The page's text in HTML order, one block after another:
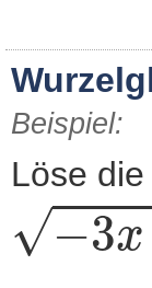
Beispiel:
Löse
√−3x
-3x+4